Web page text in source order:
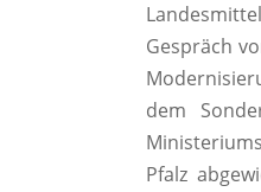
Gespräch
dem
Pfalz